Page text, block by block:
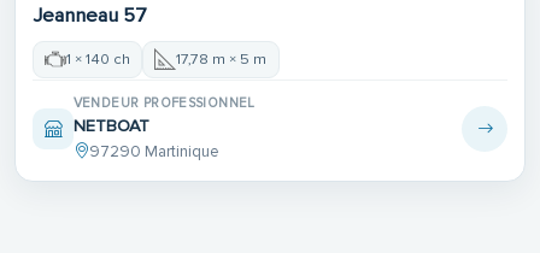
Jeanneau 57
1 × 140 ch 17,78 m × 5 m
VENDEUR PROFESSIONNEL
NETBOAT
97290 Martinique